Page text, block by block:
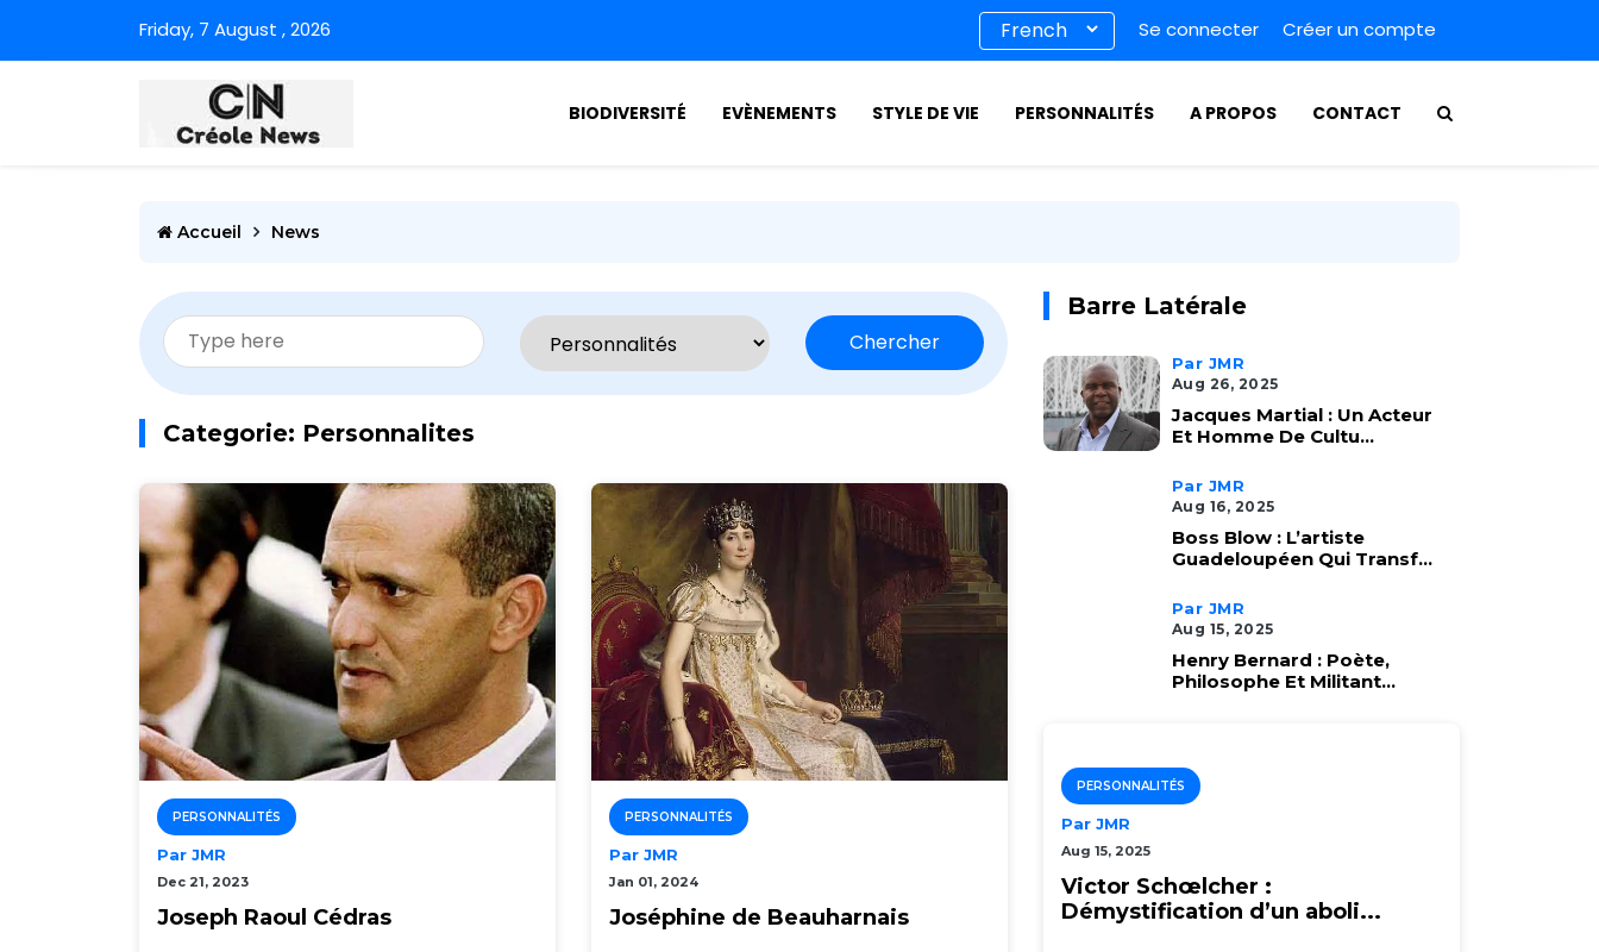
Friday, 7 August , 2026 Se connecter Créer un compte
BIODIVERSITÉ EVÈNEMENTS STYLE DE VIE PERSONNALITÉS A PROPOS CONTACT
Accueil News
Chercher
Categorie: Personnalites
PERSONNALITÉS
Par JMR
Dec 21, 2023
Joseph Raoul Cédras
PERSONNALITÉS
Par JMR
Jan 01, 2024
Joséphine de Beauharnais
Barre Latérale
Par JMR
Aug 26, 2025
Jacques Martial : Un Acteur
Et Homme De Cultu...
Par JMR
Aug 16, 2025
Boss Blow : L’artiste
Guadeloupéen Qui Transf...
Par JMR
Aug 15, 2025
Henry Bernard : Poète,
Philosophe Et Militant...
PERSONNALITÉS
Par JMR
Aug 15, 2025
Victor Schœlcher :
Démystification d’un aboli...